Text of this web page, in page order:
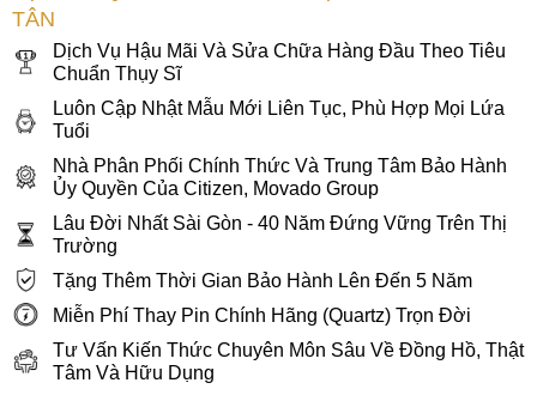
bảo độ tin cậy lâu dài cho người sở hữu — một lựa chọn
xứng đáng dành cho người đàn ông biết trân trọng chất
lượng.
TÂN
Dịch Vụ Hậu Mãi Và Sửa Chữa Hàng Đầu Theo Tiêu
Chuẩn Thụy Sĩ
Luôn Cập Nhật Mẫu Mới Liên Tục, Phù Hợp Mọi Lứa
Tuổi
Nhà Phân Phối Chính Thức Và Trung Tâm Bảo Hành
Ủy Quyền Của Citizen, Movado Group
Lâu Đời Nhất Sài Gòn - 40 Năm Đứng Vững Trên Thị
Trường
Tặng Thêm Thời Gian Bảo Hành Lên Đến 5 Năm
Miễn Phí Thay Pin Chính Hãng (Quartz) Trọn Đời
Tư Vấn Kiến Thức Chuyên Môn Sâu Về Đồng Hồ, Thật
Tâm Và Hữu Dụng